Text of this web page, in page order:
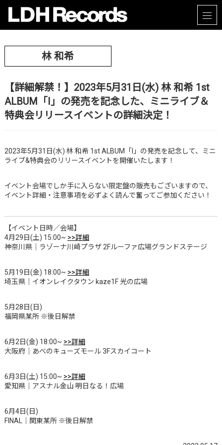
林 和希
【詳細解禁！】2023年5月31日(水) 林 和希 1st
ALBUM「I」の発売を記念した、ミニライブ＆
特典会リリースイベントの詳細決定！
2023年5月31日(水) 林 和希 1st ALBUM「I」の発売を記念して、ミニ
ライブ&特典会のリリースイベントを開催いたします！
イベント会場でしか手に入らない限定盤の販売もございますので、
イベント詳細・注意事項を必ずよく読んで奮ってご参加ください！
【イベント日時／会場】
4月29日(土) 15:00~ >>詳細
神奈川県｜ラゾーナ川崎プラザ 2Fルーファ広場グランドステージ
5月19日(金) 18:00~ >>詳細
埼玉県｜イオンレイクタウン kaze1F 光の広場
5月28日(日)
福岡県某所 ※後日解禁
6月2日(金) 18:00~ >>詳細
大阪府｜あべのキューズモール 3Fスカイコート
6月3日(土) 15:00~ >>詳細
愛知県｜アスナル金山 明日なる！広場
6月4日(日)
FINAL｜関東某所 ※後日解禁